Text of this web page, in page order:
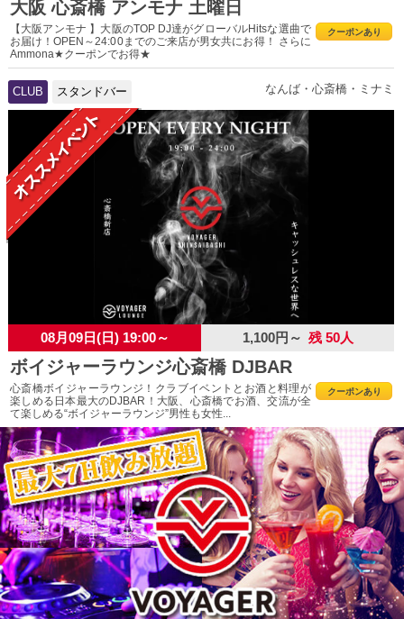
大阪 心斎橋 アンモナ 土曜日
クーポンあり
【大阪アンモナ 】大阪のTOP DJ達がグローバルHitsな選曲で
お届け！OPEN～24:00までのご来店が男女共にお得！ さらに
Ammona★クーポンでお得★
CLUB スタンドバー なんば・心斎橋・ミナミ
08月09日(日) 19:00～ 1,100円～ 残 50人
ボイジャーラウンジ心斎橋 DJBAR
クーポンあり
心斎橋ボイジャーラウンジ！クラブイベントとお酒と料理が
楽しめる日本最大のDJBAR！大阪、心斎橋でお酒、交流が全
て楽しめる“ボイジャーラウンジ”男性も女性...